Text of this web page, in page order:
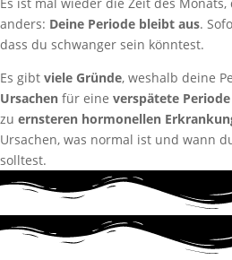
Es ist mal wieder die Zeit des
anders: Deine Periode bleibt aus.
dass du schwanger sein könntest.
Es gibt viele Gründe, weshalb deine
Ursachen für eine verspätete Periode
zu ernsteren hormonellen
Ursachen, was normal ist und wann
solltest.